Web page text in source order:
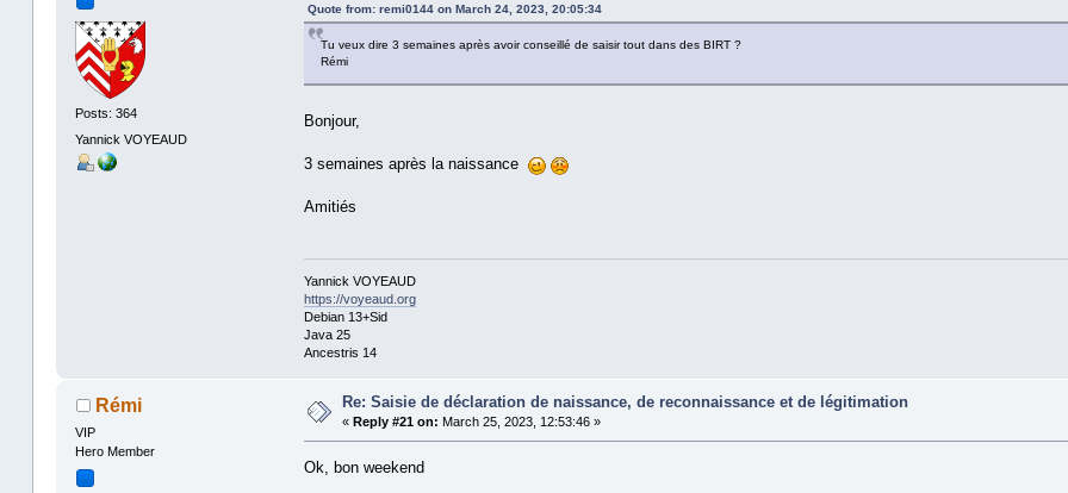
Posts: 364
Yannick VOYEAUD
Quote from: remi0144 on March 24, 2023, 20:05:34
Tu veux dire 3 semaines après avoir conseillé de saisir tout dans des BIRT ?
Rémi
Bonjour,
3 semaines après la naissance
Amitiés
Yannick VOYEAUD
https://voyeaud.org
Debian 13+Sid
Java 25
Ancestris 14
Rémi
VIP
Hero Member
Re: Saisie de déclaration de naissance, de reconnaissance et de légitimation
«Reply #21 on: March 25, 2023, 12:53:46 »
Ok, bon weekend